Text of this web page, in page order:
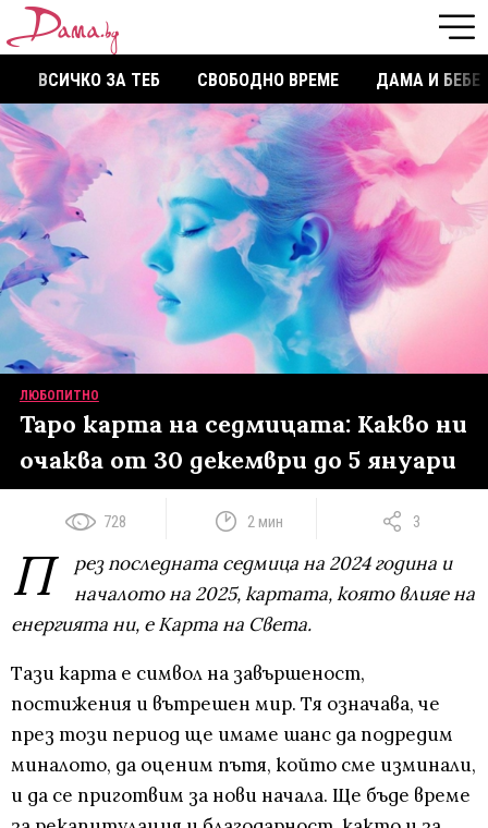
ВСИЧКО ЗА ТЕБ СВОБОДНО ВРЕМЕ ДАМА И БЕБЕ
ЛЮБОПИТНО
Таро карта на седмицата: Какво ни
очаква от 30 декември до 5 януари
728 2 мин 3
П
рез последната седмица на 2024 година и
началото на 2025, картата, която влияе на
енергията ни, е Карта на Света.
Тази карта е символ на завършеност,
постижения и вътрешен мир. Тя означава, че
през този период ще имаме шанс да подредим
миналото, да оценим пътя, който сме изминали,
и да се приготвим за нови начала. Ще бъде време